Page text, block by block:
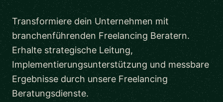
Transformiere dein Unternehmen mit
branchenführenden Freelancing Beratern.
Erhalte strategische Leitung,
Implementierungsunterstützung und messbare
Ergebnisse durch unsere Freelancing
Beratungsdienste.